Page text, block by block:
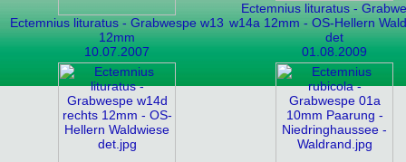
Ectemnius lituratus - Grabwespe w13
12mm
10.07.2007
Ectemnius lituratus -
w14a 12mm - OS-Hellern
det
01.08.2009